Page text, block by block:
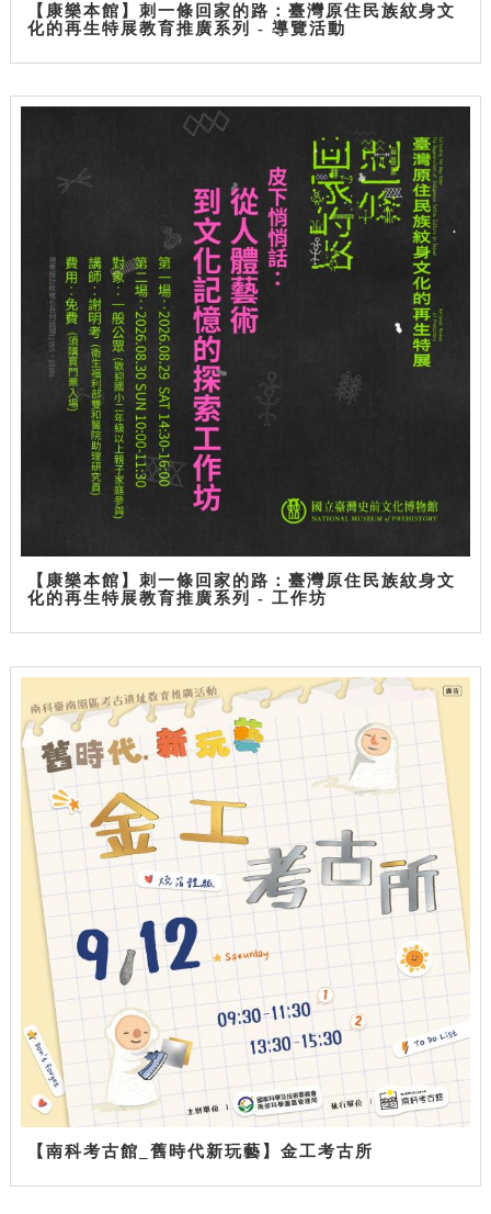
【康樂本館】刺一條回家的路：臺灣原住民族紋身文
化的再生特展教育推廣系列 - 導覽活動
【康樂本館】刺一條回家的路：臺灣原住民族紋身文
化的再生特展教育推廣系列 - 工作坊
【南科考古館_舊時代新玩藝】金工考古所